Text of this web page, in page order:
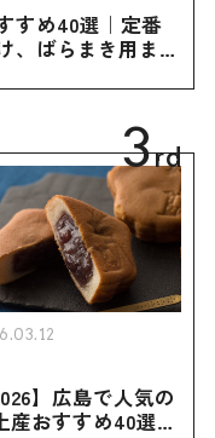
すめ40選｜定番
、ばらまき用まで
3rd
】広島で人気の
産おすすめ40選｜